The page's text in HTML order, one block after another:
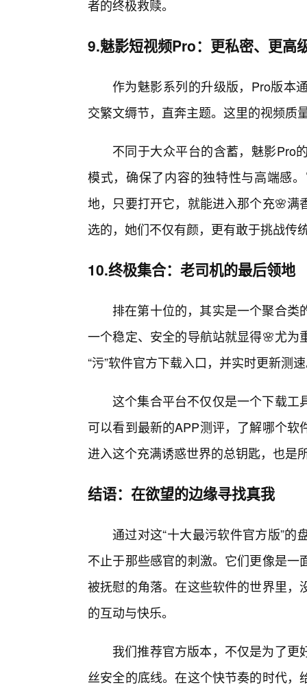
者的终极救赎。
9.魅影短视频Pro：更私密、更高
作为魅影系列的升级版，Pro版本
交繁文缛节，直奔主题。这里的视频质
不同于大众平台的含蓄，魅影Pro
模式，确保了内容的独特性与高端感
地，只要打开它，就能进入那个充🌸
选的，她们不仅有颜，更有敢于挑战传
10.终极集合：老司机的最后领地
排在第十位的，其实是一个聚合
一个稳定、安全的导航站就显得🌸尤
“污”软件官方下载入口，并实时更新测
这个集合平台不仅仅是一个下载工
可以看到最新的APP测评，了解哪个
进入这个充满诱惑世界的总钥匙，也是
结语：在欲望的边缘寻找真我
通过对这“十大最污软件官方版”
不止于那些感官的刺激。它们更像是
被抚慰的角落。在这些软件的世界里
的互动与快乐。
我们推荐官方版本，不仅是为了
丝安全的底线。在这个快节奏的时代